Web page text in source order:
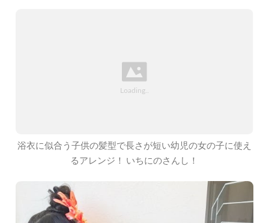
浴衣に似合う子供の髪型で長さが短い幼児の女の子に使え
るアレンジ！ いちにのさんし！